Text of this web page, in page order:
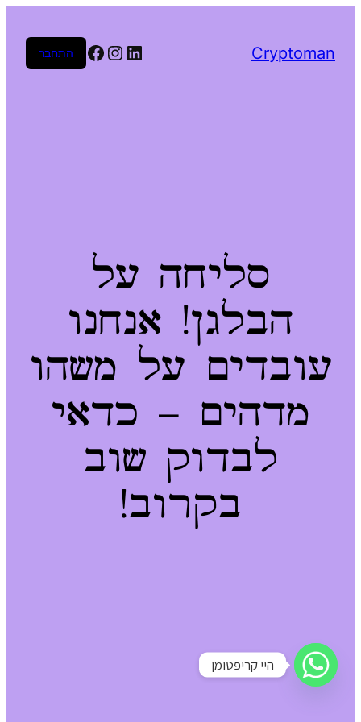
Cryptoman
LinkedIn
Instagram
Facebook
התחבר
סליחה על
הבלגן! אנחנו
עובדים על משהו
מדהים – כדאי
לבדוק שוב
בקרוב!
היי קריפטומן